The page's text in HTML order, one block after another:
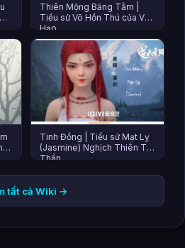
Thiên Mộng Băng Tằm |
Tiểu sử Võ Hồn Thú của Vũ
Hạo
Tinh Đồng | Tiểu sử Mạt Lỵ
(Jasmine) Nghịch Thiên Tà
Thần
tất cả Wiki →